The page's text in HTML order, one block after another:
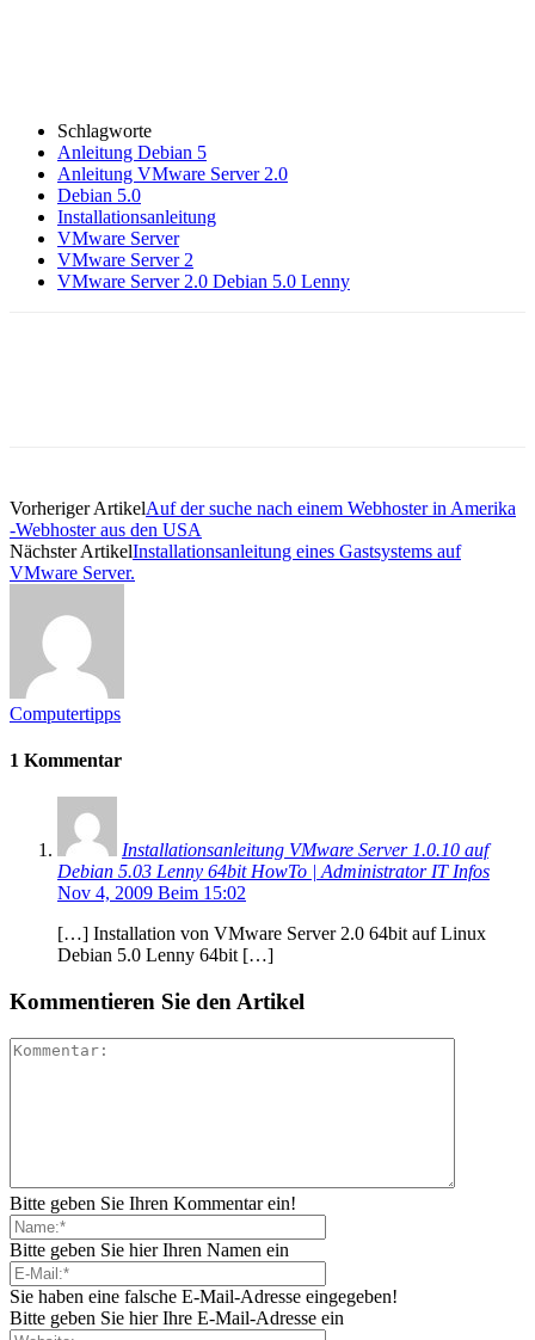
Schlagworte
Anleitung Debian 5
Anleitung VMware Server 2.0
Debian 5.0
Installationsanleitung
VMware Server
VMware Server 2
VMware Server 2.0 Debian 5.0 Lenny
Vorheriger ArtikelAuf der suche nach einem Webhoster in Amerika
-Webhoster aus den USA
Nächster ArtikelInstallationsanleitung eines Gastsystems auf
VMware Server.
Computertipps
1 Kommentar
Installationsanleitung VMware Server 1.0.10 auf
Debian 5.03 Lenny 64bit HowTo | Administrator IT Infos
Nov 4, 2009 Beim 15:02
[…] Installation von VMware Server 2.0 64bit auf Linux
Debian 5.0 Lenny 64bit […]
Kommentieren Sie den Artikel
Bitte geben Sie Ihren Kommentar ein!
Bitte geben Sie hier Ihren Namen ein
Sie haben eine falsche E-Mail-Adresse eingegeben!
Bitte geben Sie hier Ihre E-Mail-Adresse ein